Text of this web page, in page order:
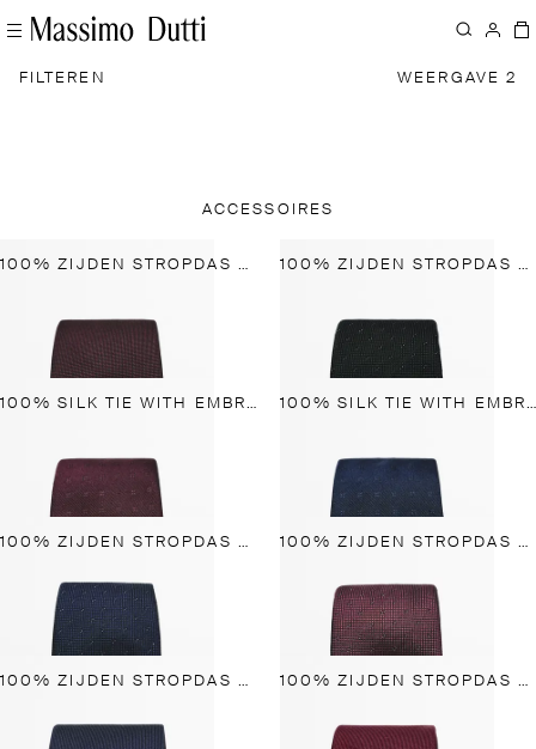
FILTEREN WEERGAVE 2
ACCESSOIRES
100% ZIJDEN STROPDAS MET STRUCTUUR 100% ZIJDEN STROPDAS MET STRUCTUUR
100% SILK TIE WITH EMBROIDERED DETAIL 100% SILK TIE WITH EMBROIDERED DETAIL
100% ZIJDEN STROPDAS MET STRUCTUUR 100% ZIJDEN STROPDAS MET STRUCTUUR
100% ZIJDEN STROPDAS MET STRUCTUUR 100% ZIJDEN STROPDAS MET STRUCTUUR